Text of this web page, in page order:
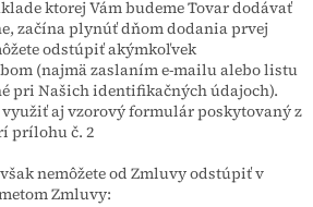
ktorej Vám budeme Tovar dodávať
začína plynúť dňom dodania prvej
odstúpiť akýmkoľvek
(najmä zaslaním e-mailu alebo listu
pri Našich identifikačných údajoch).
využiť aj vzorový formulár poskytovaný z
prílohu č. 2
nemôžete od Zmluvy odstúpiť v
Zmluvy: